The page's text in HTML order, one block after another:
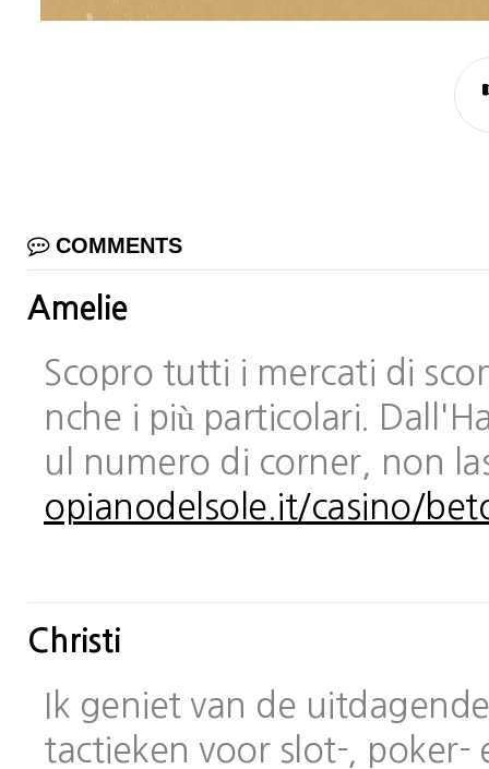
COMMENTS
Amelie
Scopro tutti i mercati di
nche i più particolari.
ul numero di corner, non
opianodelsole.it/casino/
Christi
Ik geniet van de
tactieken voor slot-,